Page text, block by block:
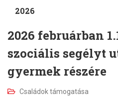
2026
2026 februárban
szociális segélyt
gyermek részére
Családok támogatása